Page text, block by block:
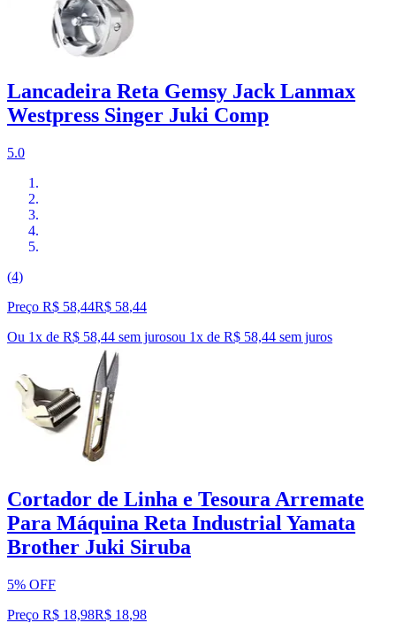
Lancadeira Reta Gemsy Jack Lanmax
Westpress Singer Juki Comp
5.0
(4)
Preço R$ 58,44R$ 58,44
Ou 1x de R$ 58,44 sem jurosou 1x de R$ 58,44 sem juros
Cortador de Linha e Tesoura Arremate
Para Máquina Reta Industrial Yamata
Brother Juki Siruba
5% OFF
Preço R$ 18,98R$ 18,98